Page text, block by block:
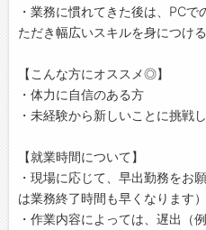
・業務に慣れてきた後は、PC
ただき幅広いスキルを身につけ
【こんな方にオススメ◎】
・体力に自信のある方
・未経験から新しいことに挑戦
【就業時間について】
・現場に応じて、早出勤務をお
は業務終了時間も早くなります）
・作業内容によっては、遅出（